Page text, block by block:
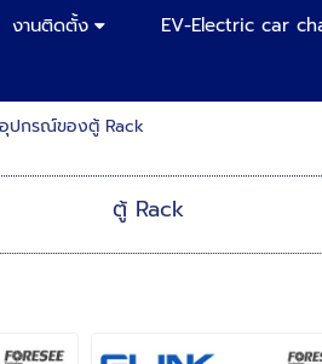
งานติดตั้ง EV-Electric car
ปกรณ์ของตู้ Rack
ตู้ Rack